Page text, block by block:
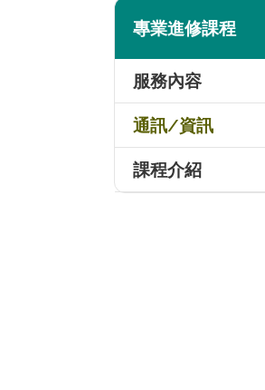
專業進修課程
服務內容
通訊/資訊
課程介紹